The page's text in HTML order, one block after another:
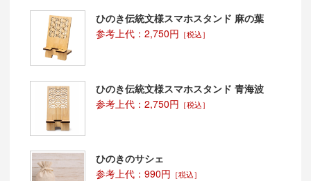
ひのき伝統文様スマホスタンド 麻の葉
参考上代：2,750円 ［税込］
ひのき伝統文様スマホスタンド 青海波
参考上代：2,750円 ［税込］
ひのきのサシェ
参考上代：990円 ［税込］